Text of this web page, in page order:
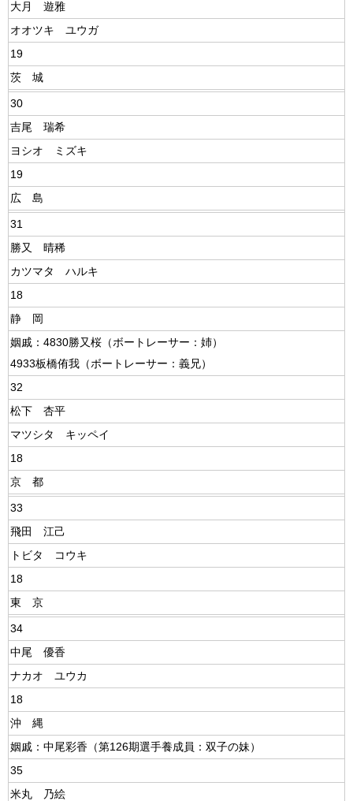
大月 遊雅
オオツキ ユウガ
19
茨 城
30
吉尾 瑞希
ヨシオ ミズキ
19
広 島
31
勝又 晴稀
カツマタ ハルキ
18
静 岡
姻戚：4830勝又桜（ボートレーサー：姉）
4933板橋侑我（ボートレーサー：義兄）
32
松下 杏平
マツシタ キッペイ
18
京 都
33
飛田 江己
トビタ コウキ
18
東 京
34
中尾 優香
ナカオ ユウカ
18
沖 縄
姻戚：中尾彩香（第126期選手養成員：双子の妹）
35
米丸 乃絵